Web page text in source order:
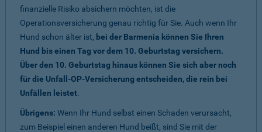
finanzielle Risiko absichern möchten, ist die
Operationsversicherung genau richtig für Sie. Auch wenn Ihr
Hund schon älter ist, bei der Barmenia können Sie Ihren
Hund bis einen Tag vor dem 10. Geburtstag versichern.
Über den 10. Geburtstag hinaus können Sie sich aber noch
für die Unfall-OP-Versicherung entscheiden, die rein bei
Unfällen leistet.
Übrigens: Wenn Ihr Hund selbst einen Schaden verursacht,
zum Beispiel einen anderen Hund beißt, sind Sie mit der